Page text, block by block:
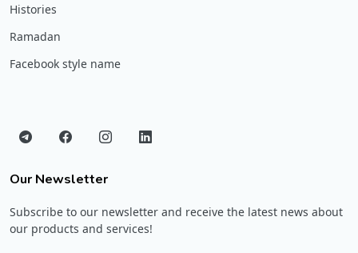
Histories
Ramadan
Facebook style name
Our Newsletter
Subscribe to our newsletter and receive the latest news about
our products and services!